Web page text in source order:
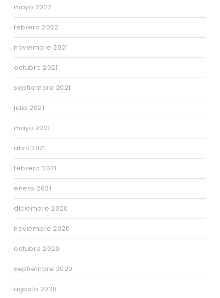
mayo 2022
febrero 2022
noviembre 2021
octubre 2021
septiembre 2021
julio 2021
mayo 2021
abril 2021
febrero 2021
enero 2021
diciembre 2020
noviembre 2020
octubre 2020
septiembre 2020
agosto 2020